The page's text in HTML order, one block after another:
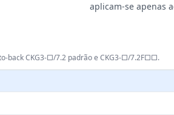
aplicam-se apenas
back CKG3-□/7.2 padrão e CKG3-□/7.2F□□.